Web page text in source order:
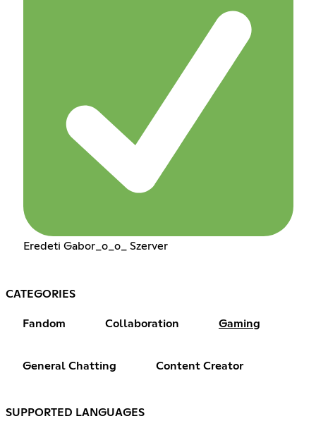
Eredeti Gabor_o_o_ Szerver
CATEGORIES
Fandom Collaboration Gaming
General Chatting Content Creator
SUPPORTED LANGUAGES